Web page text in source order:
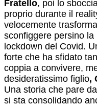
Fratello, poi lo
proprio durante il
velocemente
sconfiggere persino
lockdown del Covid.
forte che ha sfidato
coppia a convivere,
desideratissimo figlio,
Una storia che pare
si sta consolidando